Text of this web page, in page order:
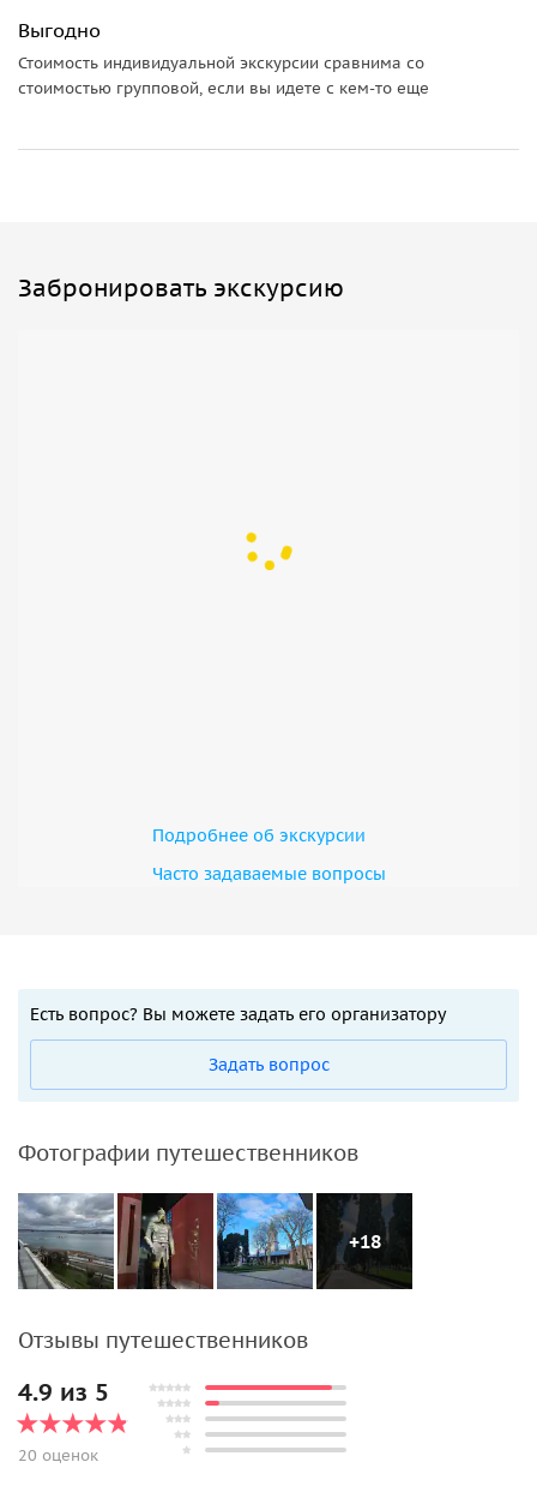
Выгодно
Стоимость индивидуальной экскурсии сравнима со
стоимостью групповой, если вы идете с кем-то еще
Забронировать экскурсию
Подробнее об экскурсии
Часто задаваемые вопросы
Есть вопрос? Вы можете задать его организатору
Задать вопрос
Фотографии путешественников
+18
Отзывы путешественников
4.9 из 5
20 оценок